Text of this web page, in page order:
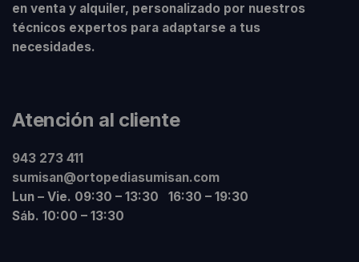
en venta y alquiler, personalizado por nuestros
técnicos expertos para adaptarse a tus
necesidades.
Atención al cliente
943 273 411
sumisan@ortopediasumisan.com
Lun – Vie. 09:30 – 13:30 16:30 – 19:30
Sáb. 10:00 – 13:30